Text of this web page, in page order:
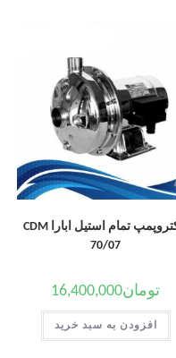
الکتروپمپ تمام استیل ابارا CDM
70/07
تومان16,400,000
افزودن به سبد خرید